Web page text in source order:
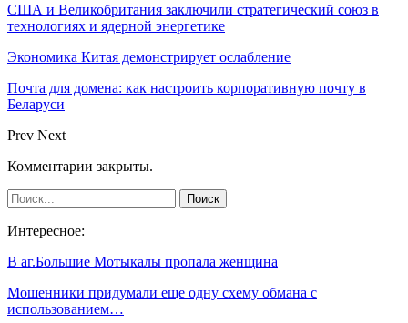
США и Великобритания заключили стратегический союз в
технологиях и ядерной энергетике
Экономика Китая демонстрирует ослабление
Почта для домена: как настроить корпоративную почту в
Беларуси
Prev Next
Комментарии закрыты.
Интересное:
В аг.Большие Мотыкалы пропала женщина
Мошенники придумали еще одну схему обмана с
использованием…